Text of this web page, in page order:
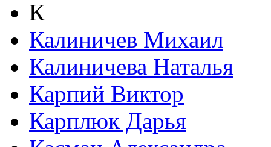
К
Калиничев Михаил
Калиничева Наталья
Карпий Виктор
Карплюк Дарья